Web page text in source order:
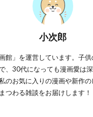
小次郎
館」を運営しています。子
、30代になっても漫画愛は
のお気に入りの漫画や新作
つわる雑談をお届けします！